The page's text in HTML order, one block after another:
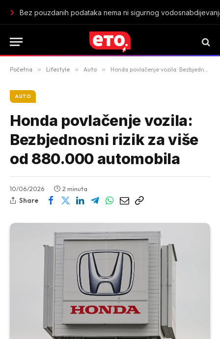
Kad svekrva spakuje kupaći, odmor tek počinje: Sedam
Početna » Lifestyle » Auto » Honda povlačenje vozila: Bezbjednosni rizik za više od 880.000 automobila
AUTO
Honda povlačenje vozila:
Bezbjednosni rizik za više
od 880.000 automobila
10/06/2026
2 minuta
Share